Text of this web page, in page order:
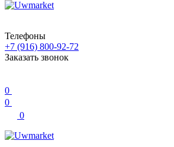
Телефоны
+7 (916) 800-92-72
Заказать звонок
0
0
0